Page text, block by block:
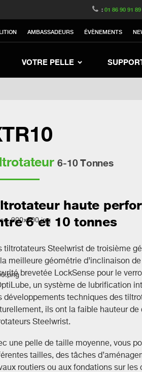
:01 86 90 91 89
AMBASSADEURS ÉVÈNEMENTS
VOTRE PELLE
Switch to Belgium
to Sweden Switch to Poland
Korea Switch to Japan
6-10 Tonnes
haute
6 et 10 tonnes
tiltrotateurs Steelwrist de troisième
meilleure géométrie d’inclinaison
brevetée LockSense pour le
un système de lubrification
développements techniques des
ils ont la faible hauteur
Steelwrist.
une pelle de taille moyenne, vous
tailles, des tâches
routiers ou aux fondations sur